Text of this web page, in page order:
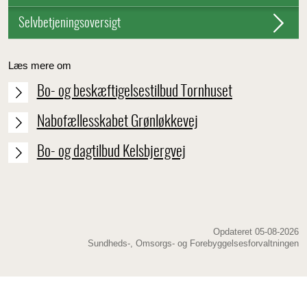
Selvbetjeningsoversigt
Læs mere om
Bo- og beskæftigelsestilbud Tornhuset
Nabofællesskabet Grønløkkevej
Bo- og dagtilbud Kelsbjergvej
Opdateret 05-08-2026
Sundheds-, Omsorgs- og Forebyggelsesforvaltningen